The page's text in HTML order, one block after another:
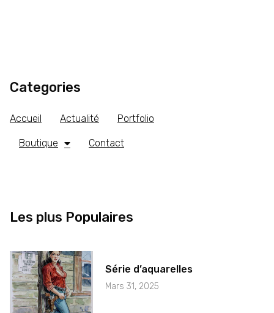
Categories
Accueil Actualité Portfolio
Boutique Contact
Les plus Populaires
Série d’aquarelles
Mars 31, 2025